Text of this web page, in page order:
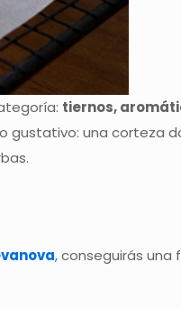
tiernos,
gustativo: una corteza
,conseguirás una